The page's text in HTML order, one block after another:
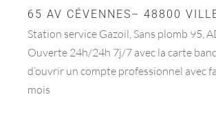
65 AV CÉVENNES– 48800
Station service Gazoil, Sans plomb 95,
Ouverte 24h/24h 7j/7 avec la carte
d’ouvrir un compte professionnel avec
mois